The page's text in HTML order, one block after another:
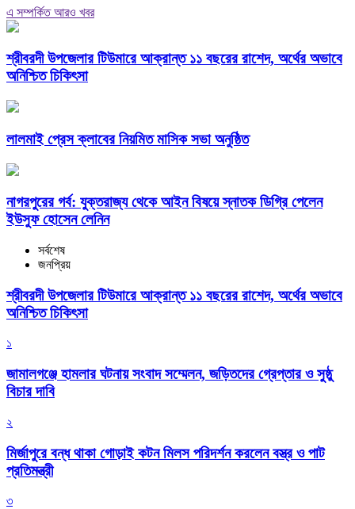
এ সম্পর্কিত আরও খবর
শ্রীবরদী উপজেলার টিউমারে আক্রান্ত ১১ বছরের রাশেদ, অর্থের অভাবে
অনিশ্চিত চিকিৎসা
লালমাই প্রেস ক্লাবের নিয়মিত মাসিক সভা অনুষ্ঠিত
নাগরপুরের গর্ব: যুক্তরাজ্য থেকে আইন বিষয়ে স্নাতক ডিগ্রি পেলেন
ইউসুফ হোসেন লেনিন
সর্বশেষ
জনপ্রিয়
শ্রীবরদী উপজেলার টিউমারে আক্রান্ত ১১ বছরের রাশেদ, অর্থের অভাবে
অনিশ্চিত চিকিৎসা
১
জামালগঞ্জে হামলার ঘটনায় সংবাদ সম্মেলন, জড়িতদের গ্রেপ্তার ও সুষ্ঠু
বিচার দাবি
২
মির্জাপুরে বন্ধ থাকা গোড়াই কটন মিলস পরিদর্শন করলেন বস্ত্র ও পাট
প্রতিমন্ত্রী
৩